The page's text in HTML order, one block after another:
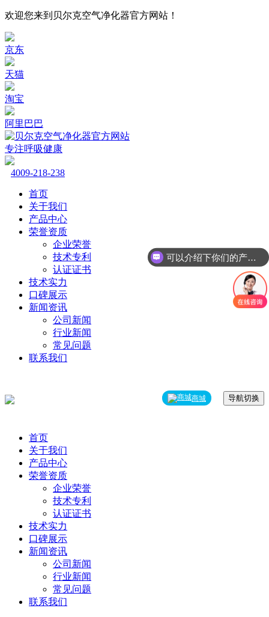
欢迎您来到贝尔克空气净化器官方网站！
京东
天猫
淘宝
阿里巴巴
专注呼吸健康
4009-218-238
首页
关于我们
产品中心
荣誉资质
企业荣誉
技术专利
认证证书
技术实力
口碑展示
新闻资讯
公司新闻
行业新闻
常见问题
联系我们
商城 导航切换
首页
关于我们
产品中心
荣誉资质
企业荣誉
技术专利
认证证书
技术实力
口碑展示
新闻资讯
公司新闻
行业新闻
常见问题
联系我们
可以介绍下你们的产品么